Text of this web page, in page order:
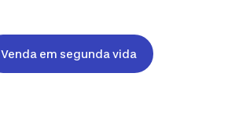
Venda em segunda vida